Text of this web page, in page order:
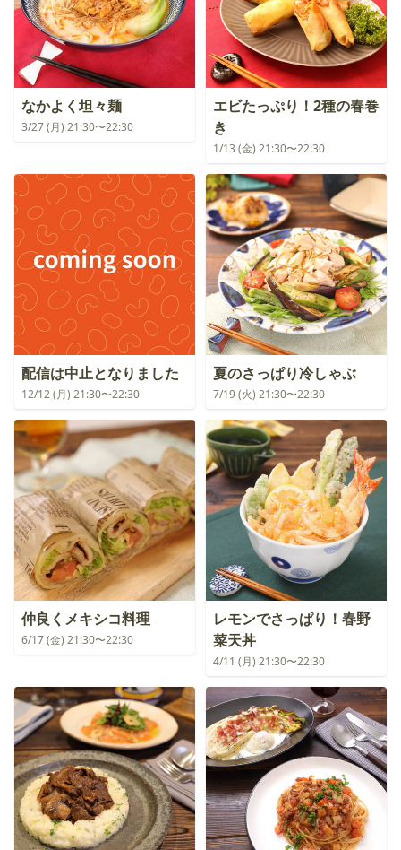
なかよく坦々麺
3/27 (月) 21:30〜22:30
エビたっぷり！2種の春巻
き
1/13 (金) 21:30〜22:30
配信は中止となりました
12/12 (月) 21:30〜22:30
夏のさっぱり冷しゃぶ
7/19 (火) 21:30〜22:30
仲良くメキシコ料理
6/17 (金) 21:30〜22:30
レモンでさっぱり！春野
菜天丼
4/11 (月) 21:30〜22:30